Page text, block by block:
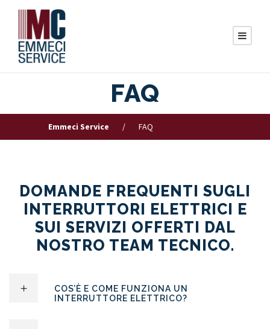
FAQ
Emmeci Service / FAQ
DOMANDE FREQUENTI SUGLI
INTERRUTTORI ELETTRICI E
SUI SERVIZI OFFERTI DAL
NOSTRO TEAM TECNICO.
COS’È E COME FUNZIONA UN
INTERRUTTORE ELETTRICO?